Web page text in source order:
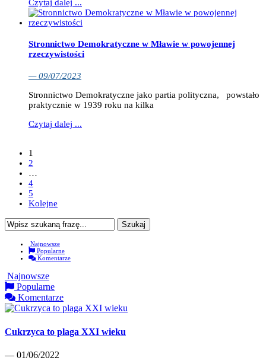
Czytaj dalej ...
Stronnictwo Demokratyczne w Mławie w powojennej
rzeczywistości
— 09/07/2023
Stronnictwo Demokratyczne jako partia polityczna, powstało
praktycznie w 1939 roku na kilka
Czytaj dalej ...
1
2
…
4
5
Kolejne
Najnowsze
Popularne
Komentarze
Najnowsze
Popularne
Komentarze
Cukrzyca to plaga XXI wieku
— 01/06/2022